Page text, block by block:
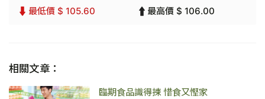
最低價 $ 105.60
最高價 $ 106.00
相關文章：
臨期食品識得揀 惜食又慳家